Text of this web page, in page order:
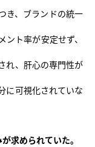
き、ブランドの統一
ト率が安定せず、
れ、肝心の専門性が
に可視化されていな
求められていた。